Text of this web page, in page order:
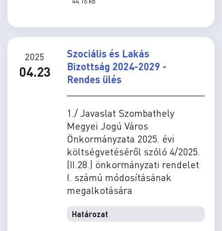
2025
04.23
Szociális és Lakás
Bizottság 2024-2029 -
Rendes ülés
1./ Javaslat Szombathely
Megyei Jogú Város
Önkormányzata 2025. évi
költségvetéséről szóló 4/2025.
(II.28.) önkormányzati rendelet
I. számú módosításának
megalkotására
Határozat